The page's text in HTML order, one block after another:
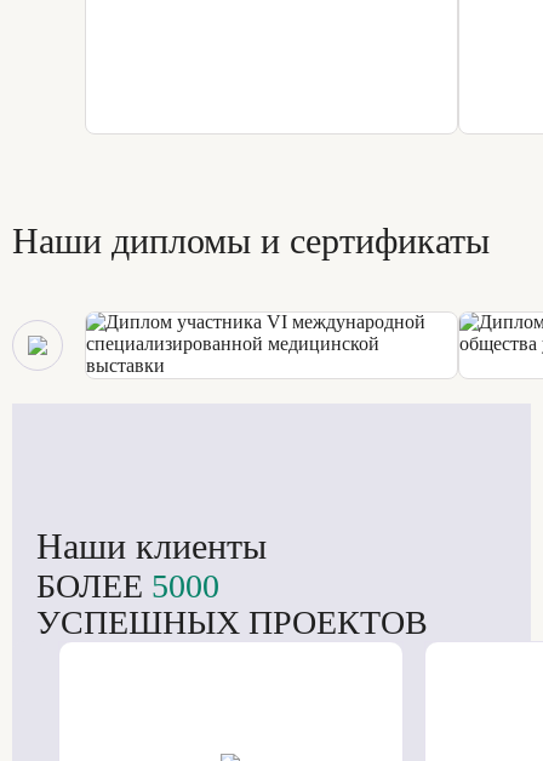
Наши дипломы и сертификаты
Наши клиенты
БОЛЕЕ 5000
УСПЕШНЫХ ПРОЕКТОВ